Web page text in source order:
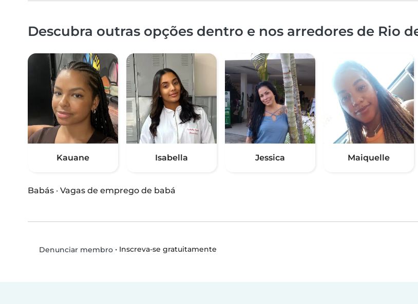
Descubra outras opções dentro e nos arredores de Rio
Kauane Isabella Jessica Maiquelle
Babás · Vagas de emprego de babá
Denunciar membro• Inscreva-se gratuitamente